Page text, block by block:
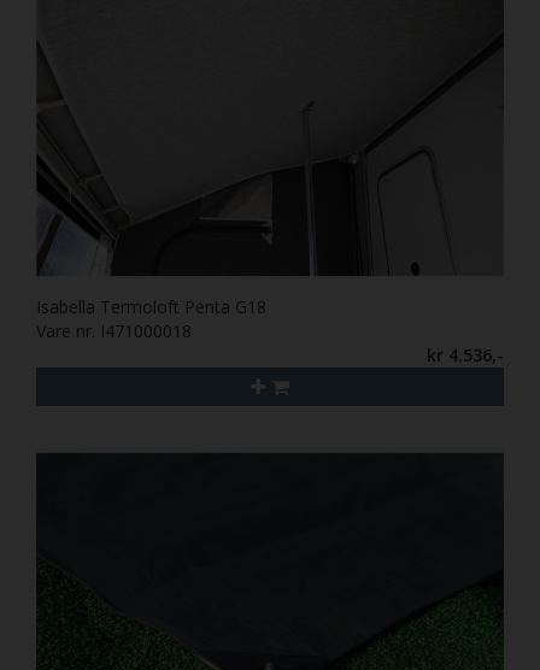
Isabella Termoloft Penta G18
Vare nr. I471000018
kr 4.536,-